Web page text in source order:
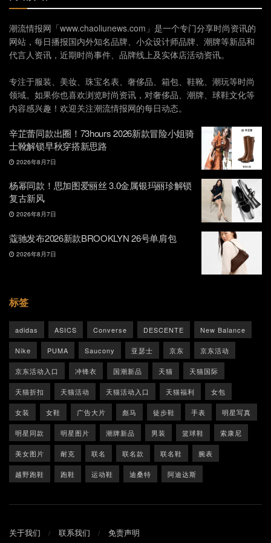
潮流情报网「www.chaoliunews.com」是一个专门分享时尚资讯的
网站，每日播报国内外知名品牌、小众设计师品牌、潮牌等新品和
代言人资讯，近期时尚事件、品牌线上及实体店活动资讯。
专注于服装、美妆、珠宝名表、奢侈品、箱包、鞋靴、潮玩等时尚
领域。如果你也喜欢浏览时尚资讯，对奢侈品、潮牌、球鞋文化等
内容感兴趣！欢迎关注潮流情报网的每日动态。
辛芷蕾同款出圈！73hours 2026新款冒险小姐骑
士靴解锁早秋穿搭新思路
2026年8月7日
杨幂同款！思加图爱丽丝 3.0金属银玛丽珍解锁
复古新风
2026年8月7日
蔻驰发布2026新款BROOKLYN 26号单肩包
2026年8月7日
标签
adidas ASICS Converse DESCENTE New Balance
Nike PUMA Saucony 亚瑟士 京东 京东活动
京东活动入口 冲锋衣 国潮新品 天猫 天猫国际
天猫折扣 天猫活动 天猫活动入口 天猫福利 女包
女装 女鞋 广告大片 彪马 徒步鞋 手表 明星写真
明星同款 明星图片 潮牌新品 男装 篮球鞋 索康尼
美女图片 耐克 联名 联名款 联名鞋 腕表
越野跑鞋 跑鞋 运动鞋 迪桑特 阿迪达斯
关于我们 联系我们 免责声明